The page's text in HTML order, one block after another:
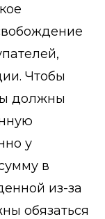
Чтобы
должны
у
в
из-за
обязаться